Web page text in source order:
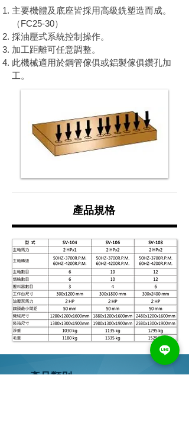
主要機體及底座皆採用高級銑塑造而成。
（FC25-30）
採油壓式系統控制操作。
加工距離可任意調整。
此機械適用於鋼管傢俱或鋁製傢俱鑽孔加
工。
產品規格
產品類別